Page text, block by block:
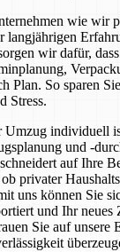
wie wir
langjährigen
wir dafür,
Plan. So sparen
Stress.
Umzug individuell
und -
auf Ihre
privater
uns können Sie
und Ihr neues
Sie auf unsere